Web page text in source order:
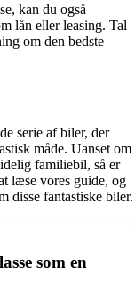
kan du også
lån eller leasing. Tal
om den bedste
serie af biler, der
måde. Uanset om
familiebil, så er
læse vores guide, og
disse fantastiske biler.
som en